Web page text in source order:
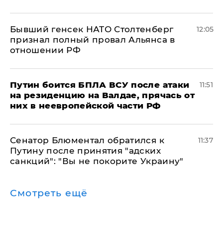
Бывший генсек НАТО Столтенберг
признал полный провал Альянса в
отношении РФ
12:05
Путин боится БПЛА ВСУ после атаки
на резиденцию на Валдае, прячась от
них в неевропейской части РФ
11:51
Сенатор Блюментал обратился к
Путину после принятия "адских
санкций": "Вы не покорите Украину"
11:37
Смотреть ещё